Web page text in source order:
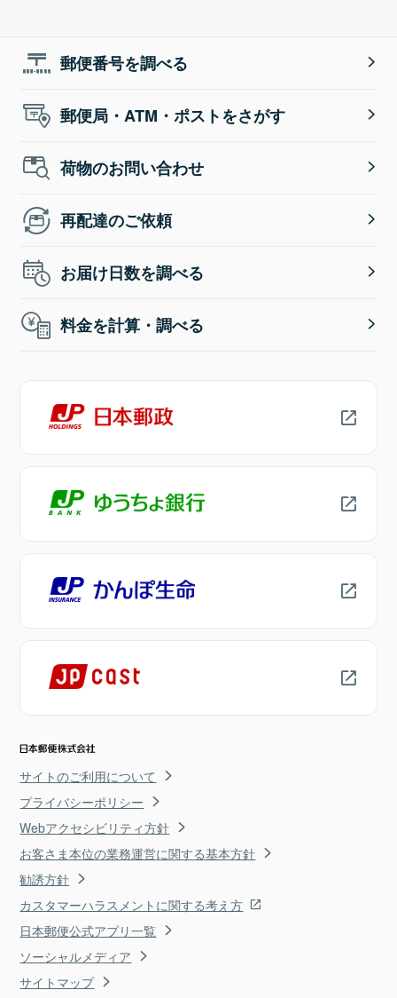
郵便番号を調べる
郵便局・ATM・ポストをさがす
荷物のお問い合わせ
再配達のご依頼
お届け日数を調べる
料金を計算・調べる
サイトのご利用について
プライバシーポリシー
Webアクセシビリティ方針
お客さま本位の業務運営に関する基本方針
勧誘方針
カスタマーハラスメントに関する考え方
日本郵便公式アプリ一覧
ソーシャルメディア
サイトマップ